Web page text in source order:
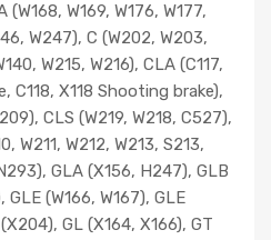
(W168, W169, W176, W177,
W247), C (W202, W203,
W215, W216), CLA (C117,
C118, X118 Shooting brake),
CLS (W219, W218, C527),
W211, W212, W213, S213,
GLA (X156, H247), GLB
(W166, W167), GLE
GL (X164, X166), GT